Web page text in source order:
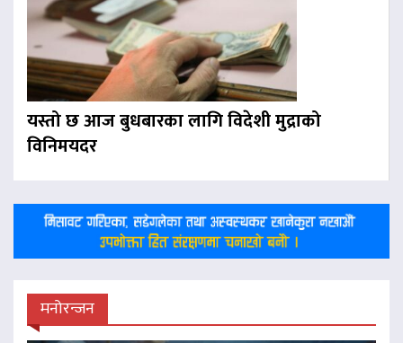
यस्तो छ आज बुधबारका लागि विदेशी मुद्राको
विनिमयदर
मनोरन्जन